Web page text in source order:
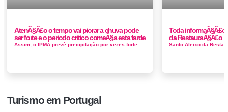
AtenÃ§Ã£o o tempo vai piorar a chuva pode
ser forte e o periodo critico comeÃ§a esta tarde
Toda informaÃ§Ã£o
da RestauraÃ§Ã£o
Turismo em Portugal